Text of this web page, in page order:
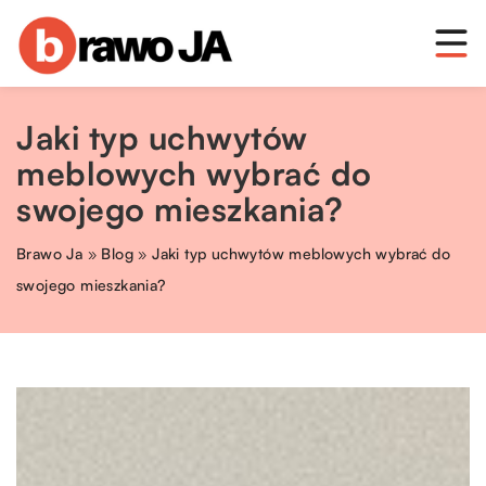
Jaki typ uchwytów
meblowych wybrać do
swojego mieszkania?
Brawo Ja » Blog »Jaki typ uchwytów meblowych wybrać do
swojego mieszkania?